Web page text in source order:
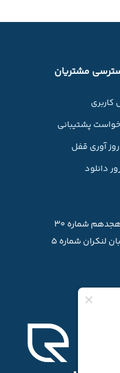
مشتریان
کاربری
پشتیبانی
آوری قفل
دانلود
شماره ۳۰
لنکران شماره ۵